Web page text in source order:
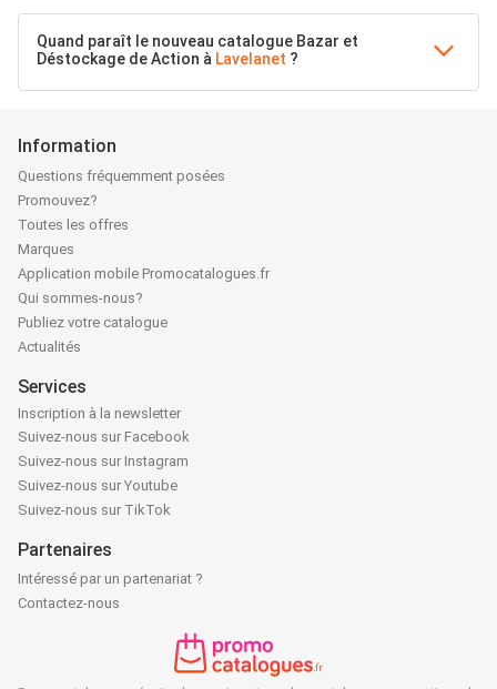
Quand paraît le nouveau catalogue Bazar et
Déstockage de Action à Lavelanet ?
Information
Questions fréquemment posées
Promouvez?
Toutes les offres
Marques
Application mobile Promocatalogues.fr
Qui sommes-nous?
Publiez votre catalogue
Actualités
Services
Inscription à la newsletter
Suivez-nous sur Facebook
Suivez-nous sur Instagram
Suivez-nous sur Youtube
Suivez-nous sur TikTok
Partenaires
Intéressé par un partenariat ?
Contactez-nous